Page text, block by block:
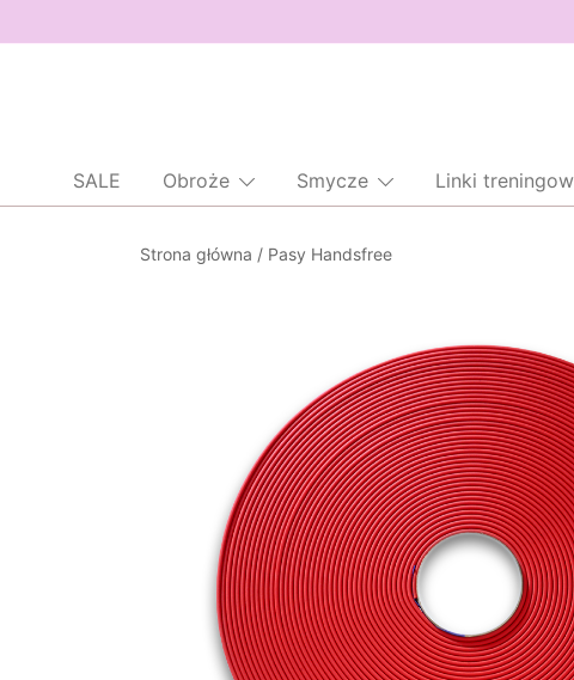
SALE Obroże Smycze Linki
Strona główna / Pasy Handsfree